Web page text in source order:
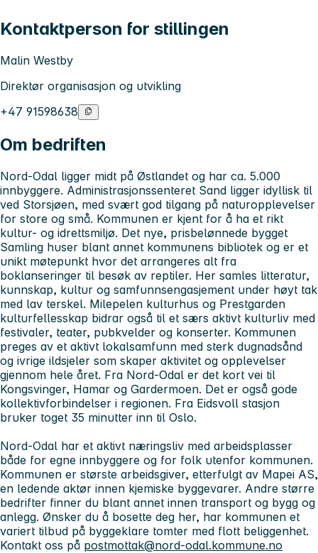
Kontaktperson for stillingen
Malin Westby
Direktør organisasjon og utvikling
+47 91598638
Om bedriften
Nord-Odal ligger midt på Østlandet og har ca. 5.000
innbyggere. Administrasjonssenteret Sand ligger idyllisk til
ved Storsjøen, med svært god tilgang på naturopplevelser
for store og små. Kommunen er kjent for å ha et rikt
kultur- og idrettsmiljø. Det nye, prisbelønnede bygget
Samling huser blant annet kommunens bibliotek og er et
unikt møtepunkt hvor det arrangeres alt fra
boklanseringer til besøk av reptiler. Her samles litteratur,
kunnskap, kultur og samfunnsengasjement under høyt tak
med lav terskel. Milepelen kulturhus og Prestgarden
kulturfellesskap bidrar også til et særs aktivt kulturliv med
festivaler, teater, pubkvelder og konserter. Kommunen
preges av et aktivt lokalsamfunn med sterk dugnadsånd
og ivrige ildsjeler som skaper aktivitet og opplevelser
gjennom hele året. Fra Nord-Odal er det kort vei til
Kongsvinger, Hamar og Gardermoen. Det er også gode
kollektivforbindelser i regionen. Fra Eidsvoll stasjon
bruker toget 35 minutter inn til Oslo.
Nord-Odal har et aktivt næringsliv med arbeidsplasser
både for egne innbyggere og for folk utenfor kommunen.
Kommunen er største arbeidsgiver, etterfulgt av Mapei AS,
en ledende aktør innen kjemiske byggevarer. Andre større
bedrifter finner du blant annet innen transport og bygg og
anlegg. Ønsker du å bosette deg her, har kommunen et
variert tilbud på byggeklare tomter med flott beliggenhet.
Kontakt oss på postmottak@nord-odal.kommune.no